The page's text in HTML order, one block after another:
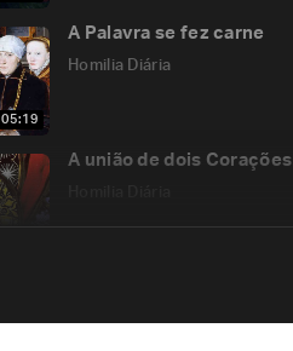
05:19
A Palavra se fez carne
Homilia Diária
A união de dois Corações
Homilia Diária